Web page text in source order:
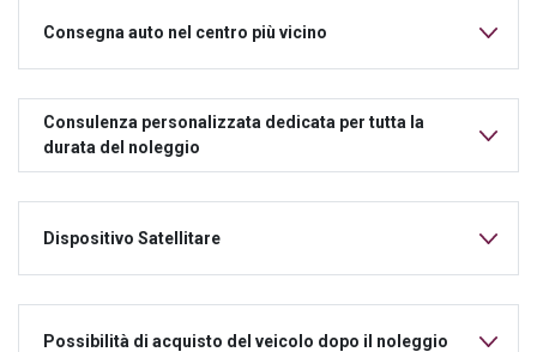
Consegna auto nel centro più vicino
Consulenza personalizzata dedicata per tutta la
durata del noleggio
Dispositivo Satellitare
Possibilità di acquisto del veicolo dopo il noleggio